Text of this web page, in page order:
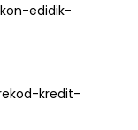
edidik-
kredit-